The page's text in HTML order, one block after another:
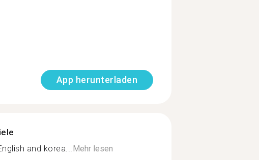
App herunterladen
and korea...Mehr lesen